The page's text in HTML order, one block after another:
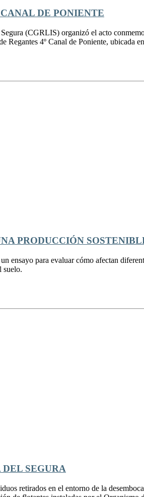
DE PONIENTE
(CGRLIS) organizó el acto
Regantes 4º Canal de Poniente,
PRODUCCIÓN
para evaluar cómo afectan
suelo.
SEGURA
retirados en el entorno de la